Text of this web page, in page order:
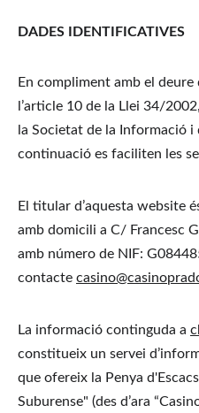
DADES IDENTIFICATIVES
En compliment amb el
l’article 10 de la Llei 34/
la Societat de la Informació
continuació es faciliten les
El titular d’aquesta website
amb domicili a C/ Francesc
amb número de NIF:
contacte
La informació continguda a
constitueix un servei
que ofereix la Penya
Suburense" (des d’ara